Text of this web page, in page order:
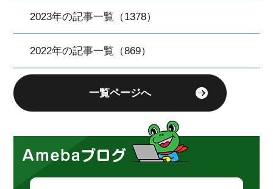
2023年の記事一覧（1378）
2022年の記事一覧（869）
一覧ページへ